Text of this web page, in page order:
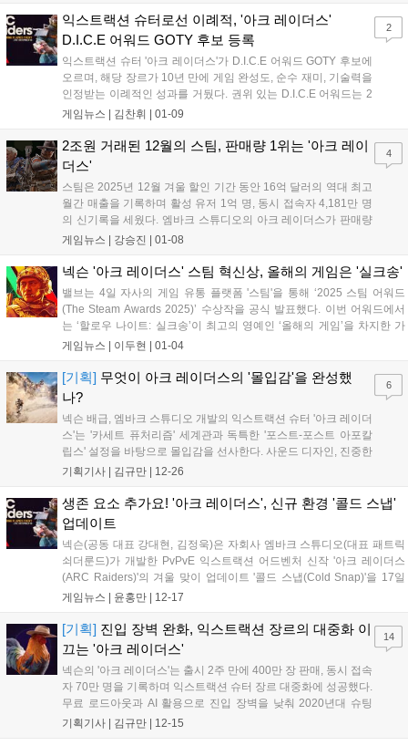
익스트랙션 슈터로선 이례적, '아크 레이더스'
D.I.C.E 어워드 GOTY 후보 등록
익스트랙션 슈터 '아크 레이더스'가 D.I.C.E 어워드 GOTY 후보에
오르며, 해당 장르가 10년 만에 게임 완성도, 순수 재미, 기술력을
인정받는 이례적인 성과를 거뒀다. 권위 있는 D.I.C.E 어워드는 2
월 13일 오후 1시에 진행되며, 작년 수상작은 '아스트로 봇'이었
게임뉴스 | 김찬휘 01-09
2
2조원 거래된 12월의 스팀, 판매량 1위는 '아크 레이
더스'
스팀은 2025년 12월 겨울 할인 기간 동안 16억 달러의 역대 최고
월간 매출을 기록하며 활성 유저 1억 명, 동시 접속자 4,181만 명
의 신기록을 세웠다. 엠바크 스튜디오의 아크 레이더스가 판매량
1위를 차지했고 카운터 스트라이크2는 최고 매출을 올렸다. 스팀
게임뉴스 | 강승진 01-08
4
넥슨 '아크 레이더스' 스팀 혁신상, 올해의 게임은 '실크송'
밸브는 4일 자사의 게임 유통 플랫폼 '스팀'을 통해 ‘2025 스팀 어워드
(The Steam Awards 2025)’ 수상작을 공식 발표했다. 이번 어워드에서
는 ‘할로우 나이트: 실크송’이 최고의 영예인 ‘올해의 게임’을 차지한 가
운데, 넥슨의 ‘아크 레이더스’가 ‘가장 혁신적인 게임플레이’ 부문에 이름
게임뉴스 | 이두현 01-04
[기획] 무엇이 아크 레이더스의 '몰입감'을 완성했
나?
넥슨 배급, 엠바크 스튜디오 개발의 익스트랙션 슈터 '아크 레이더
스'는 '카세트 퓨처리즘' 세계관과 독특한 '포스트-포스트 아포칼
립스' 설정을 바탕으로 몰입감을 선사한다. 사운드 디자인, 진중한
애니메이션, 뛰어난 최적화가 어우러져 장르의 높은 진입 장벽을
기획기사 | 김규만 12-26
6
생존 요소 추가요! '아크 레이더스', 신규 환경 '콜드 스냅'
업데이트
넥슨(공동 대표 강대현, 김정욱)은 자회사 엠바크 스튜디오(대표 패트릭
쇠더룬드)가 개발한 PvPvE 익스트랙션 어드벤처 신작 '아크 레이더스
(ARC Raiders)'의 겨울 맞이 업데이트 '콜드 스냅(Cold Snap)'을 17일
실시했다. 이번 '콜드 스냅' 업데이트는 출시 후 두 번째로 선보이는 무료
게임뉴스 | 윤홍만 12-17
[기획] 진입 장벽 완화, 익스트랙션 장르의 대중화 이
끄는 '아크 레이더스'
넥슨의 '아크 레이더스'는 출시 2주 만에 400만 장 판매, 동시 접속
자 70만 명을 기록하며 익스트랙션 슈터 장르 대중화에 성공했다.
무료 로드아웃과 AI 활용으로 진입 장벽을 낮춰 2020년대 슈팅
게임 트렌드의 전환점을 마련했다....
기획기사 | 김규만 12-15
14